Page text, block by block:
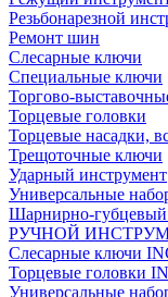
Резьбонарезной
Ремонт шин
Слесарные ключи
Специальные ключи
Торгово-
Торцевые головки
Торцевые насадки,
Трещоточные ключи
Ударный инструмент
Универсальные
Шарнирно-губцевый
РУЧНОЙ
Слесарные ключи
Торцевые головки
Универсальные